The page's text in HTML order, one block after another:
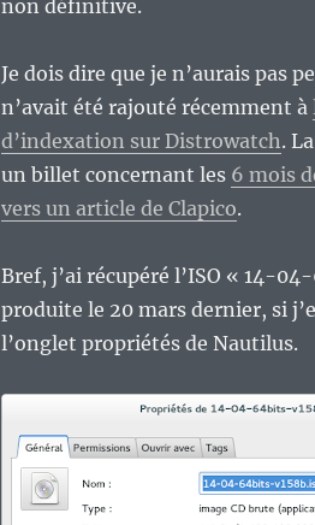
non définitive.
Je dois dire que je n’aurais pas
n’avait été rajouté récemment à
d’indexation sur Distrowatch.
un billet concernant les 6 mois
vers un article de Clapico.
Bref, j’ai récupéré l’ISO « 14-
produite le 20 mars dernier, si
l’onglet propriétés de Nautilus.